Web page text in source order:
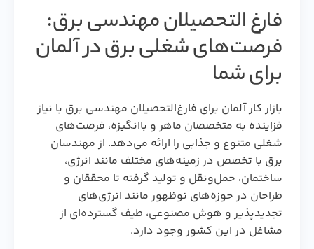
فارغ التحصیلان مهندسی برق:
فرصت‌های شغلی برق در آلمان
برای شما
بازار کار آلمان برای فارغ‌التحصیلان مهندسی برق با نیاز
فزاینده به متخصصان ماهر و باانگیزه، فرصت‌های
شغلی متنوع و جذابی را ارائه می‌دهد. از مهندسان
برق با تخصص در زمینه‌های مختلف مانند انرژی،
ساختمان، حمل‌ونقل و تولید گرفته تا محققان و
طراحان در حوزه‌های نوظهور مانند انرژی‌های
تجدیدپذیر و هوش مصنوعی، طیف گسترده‌ای از
مشاغل در این کشور وجود دارد.